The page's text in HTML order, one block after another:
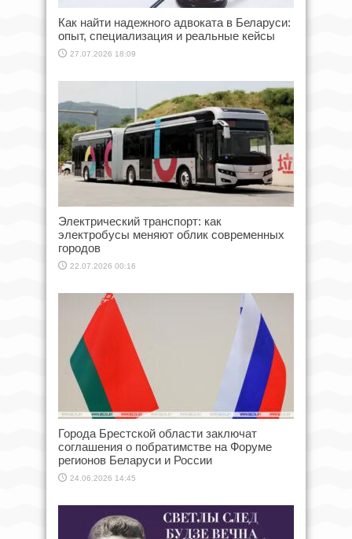
Как найти надежного адвоката в Беларуси:
опыт, специализация и реальные кейсы
27.07.2026 18:09
Электрический транспорт: как
электробусы меняют облик современных
городов
22.07.2026 00:16
Города Брестской области заключат
соглашения о побратимстве на Форуме
регионов Беларуси и России
24.06.2026 14:45